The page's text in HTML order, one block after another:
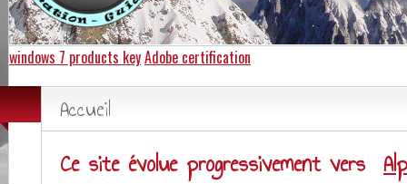
windows 7 products keyAdobe certification
Accueil
Ce site évolue progressivement vers